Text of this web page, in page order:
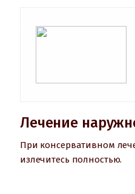
Лечение
При консервативном
излечитесь полностью.